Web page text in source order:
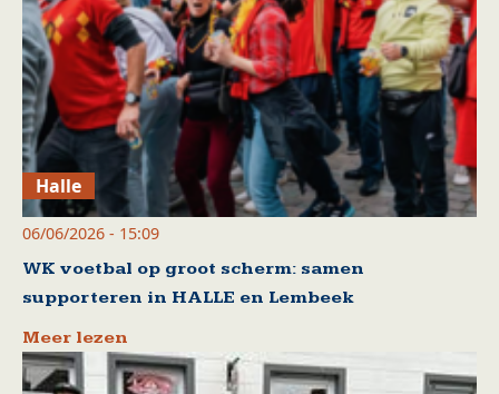
Halle
06/06/2026 - 15:09
WK voetbal op groot scherm: samen
supporteren in HALLE en Lembeek
Meer lezen